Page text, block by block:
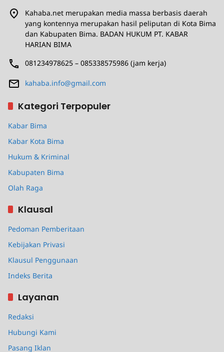
Kahaba.net merupakan media massa berbasis daerah
yang kontennya merupakan hasil peliputan di Kota Bima
dan Kabupaten Bima. BADAN HUKUM PT. KABAR
HARIAN BIMA
081234978625 – 085338575986 (jam kerja)
kahaba.info@gmail.com
Kategori Terpopuler
Kabar Bima
Kabar Kota Bima
Hukum & Kriminal
Kabupaten Bima
Olah Raga
Klausal
Pedoman Pemberitaan
Kebijakan Privasi
Klausul Penggunaan
Indeks Berita
Layanan
Redaksi
Hubungi Kami
Pasang Iklan